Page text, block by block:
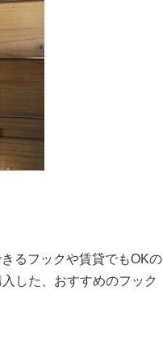
るフックや賃貸でもOKの
した、おすすめのフック